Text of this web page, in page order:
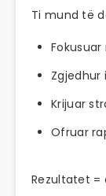
Ti mund të
Fokusuar
Krijuar
Ofruar
Rezultatet =